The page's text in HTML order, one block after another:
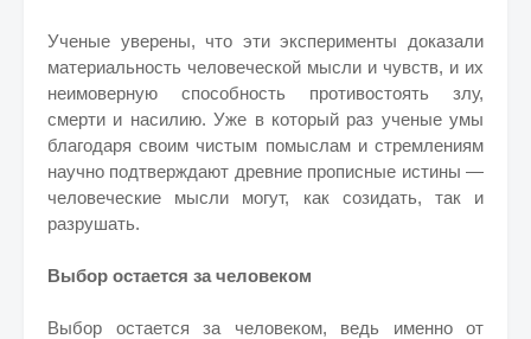
Ученые уверены, что эти эксперименты доказали
материальность человеческой мысли и чувств, и их
неимоверную способность противостоять злу,
смерти и насилию. Уже в который раз ученые умы
благодаря своим чистым помыслам и стремлениям
научно подтверждают древние прописные истины —
человеческие мысли могут, как созидать, так и
разрушать.
Выбор остается за человеком
Выбор остается за человеком, ведь именно от